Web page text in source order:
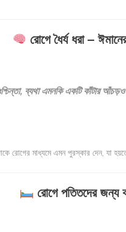
রোগে ধৈর্য ধরা –
ব্যথা এমনকি একটি কাঁটার
রোগের মাধ্যমে এমন পুরস্কার দেন, যা
রোগে পতিতদের জন্য